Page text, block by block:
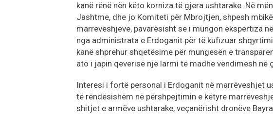
kanë rënë nën këto korniza të gjera ushtarake. Në
Jashtme, dhe jo Komiteti për Mbrojtjen, shpesh
marrëveshjeve, pavarësisht se i mungon ekspertiza
nga administrata e Erdoganit për të kufizuar
kanë shprehur shqetësime për mungesën e
ato i japin qeverisë një larmi të madhe vendimesh në
Interesi i fortë personal i Erdoganit në marrëveshjet
të rëndësishëm në përshpejtimin e këtyre
shitjet e armëve ushtarake, veçanërisht dronëve